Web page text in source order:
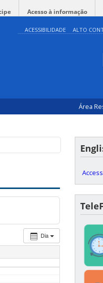
Acesso à informação
ACESSIBILIDADE ALTO
Área
Dia